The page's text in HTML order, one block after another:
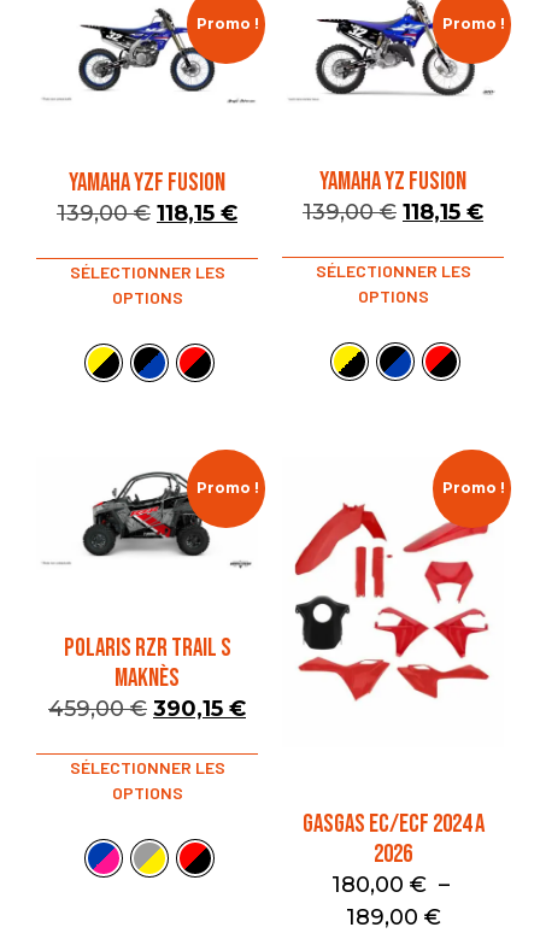
Promo !
YAMAHA YZF FUSION
139,00€ 118,15 €
SÉLECTIONNER LES
OPTIONS
Promo !
YAMAHA YZ FUSION
139,00€ 118,15 €
SÉLECTIONNER LES
OPTIONS
Promo !
POLARIS RZR TRAIL S
MAKNÈS
459,00€ 390,15 €
SÉLECTIONNER LES
OPTIONS
Promo !
GASGAS EC/ECF 2024 A
2026
180,00 € –
189,00 €